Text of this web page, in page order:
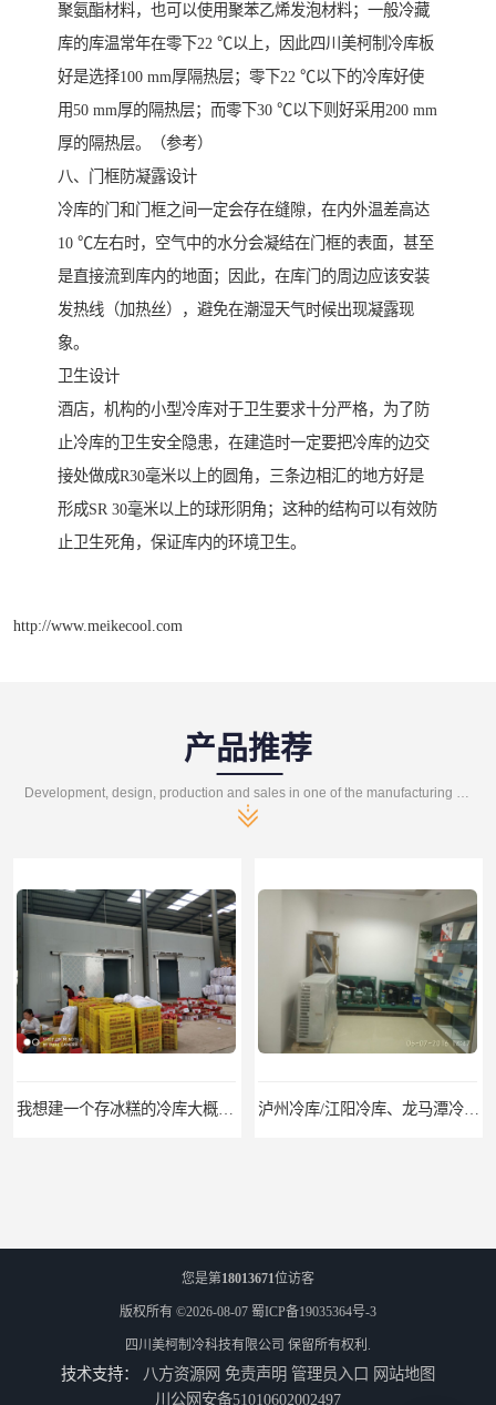
聚氨酯材料，也可以使用聚苯乙烯发泡材料；一般冷藏
库的库温常年在零下22 ℃以上，因此四川美柯制冷库板
好是选择100 mm厚隔热层；零下22 ℃以下的冷库好使
用50 mm厚的隔热层；而零下30 ℃以下则好采用200 mm
厚的隔热层。（参考）
八、门框防凝露设计
冷库的门和门框之间一定会存在缝隙，在内外温差高达
10 ℃左右时，空气中的水分会凝结在门框的表面，甚至
是直接流到库内的地面；因此，在库门的周边应该安装
发热线（加热丝），避免在潮湿天气时候出现凝露现
象。
卫生设计
酒店，机构的小型冷库对于卫生要求十分严格，为了防
止冷库的卫生安全隐患，在建造时一定要把冷库的边交
接处做成R30毫米以上的圆角，三条边相汇的地方好是
形成SR 30毫米以上的球形阴角；这种的结构可以有效防
止卫生死角，保证库内的环境卫生。
http://www.meikecool.com
产品推荐
遂宁冻库/遂宁冻库价格/遂宁冻库安装
眉山冻库/东坡冷库、彭山冷库、仁寿冷库、丹棱冷库、青神冷库、洪雅冷库
您是第18013671位访客
版权所有 ©2026-08-07 蜀ICP备19035364号-3
四川美柯制冷科技有限公司 保留所有权利.
技术支持： 八方资源网 免责声明 管理员入口 网站地图
川公网安备51010602002497